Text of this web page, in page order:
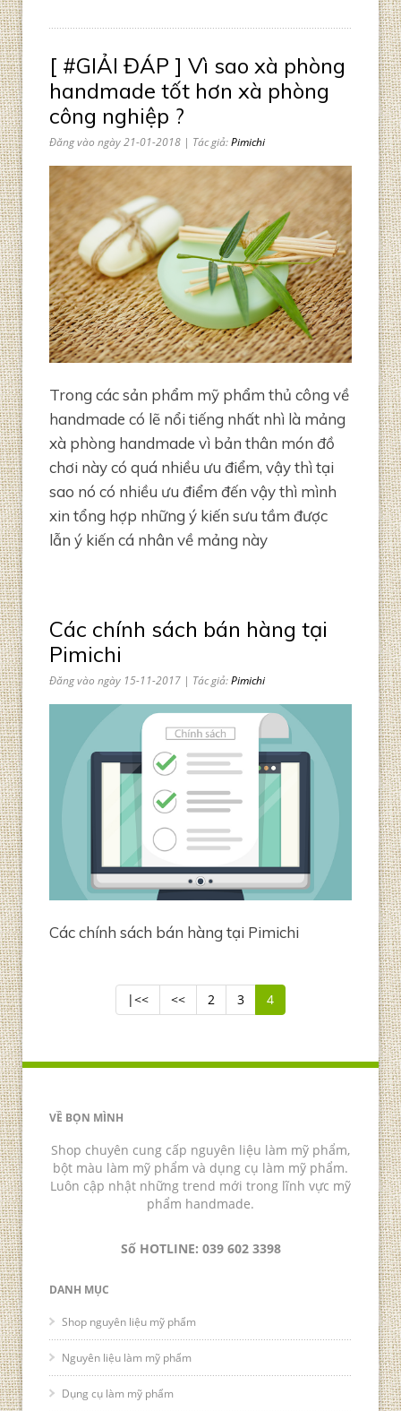
[ #GIẢI ĐÁP ] Vì sao xà phòng
handmade tốt hơn xà phòng
công nghiệp ?
Đăng vào ngày 21-01-2018 | Tác giả:Pimichi
Trong các sản phẩm mỹ phẩm thủ công về
handmade có lẽ nổi tiếng nhất nhì là mảng
xà phòng handmade vì bản thân món đồ
chơi này có quá nhiều ưu điểm, vậy thì tại
sao nó có nhiều ưu điểm đến vậy thì mình
xin tổng hợp những ý kiến sưu tầm được
lẫn ý kiến cá nhân về mảng này
Các chính sách bán hàng tại
Pimichi
Đăng vào ngày 15-11-2017 | Tác giả:Pimichi
Các chính sách bán hàng tại Pimichi
|<< << 2 3 4
VỀ BỌN MÌNH
Shop chuyên cung cấp nguyên liệu làm mỹ phẩm,
bột màu làm mỹ phẩm và dụng cụ làm mỹ phẩm.
Luôn cập nhật những trend mới trong lĩnh vực mỹ
phẩm handmade.
Số HOTLINE: 039 602 3398
DANH MỤC
Shop nguyên liệu mỹ phẩm
Nguyên liệu làm mỹ phẩm
Dụng cụ làm mỹ phẩm